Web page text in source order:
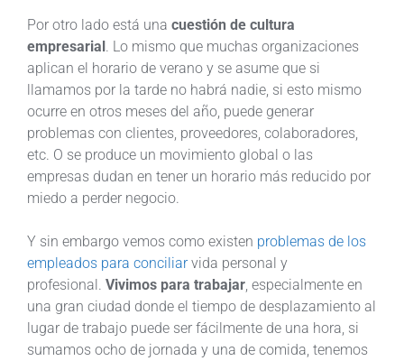
Por otro lado está una cuestión de cultura
empresarial. Lo mismo que muchas organizaciones
aplican el horario de verano y se asume que si
llamamos por la tarde no habrá nadie, si esto mismo
ocurre en otros meses del año, puede generar
problemas con clientes, proveedores, colaboradores,
etc. O se produce un movimiento global o las
empresas dudan en tener un horario más reducido por
miedo a perder negocio.
Y sin embargo vemos como existen problemas de los
empleados para conciliarvida personal y
profesional. Vivimos para trabajar , especialmente en
una gran ciudad donde el tiempo de desplazamiento al
lugar de trabajo puede ser fácilmente de una hora, si
sumamos ocho de jornada y una de comida, tenemos